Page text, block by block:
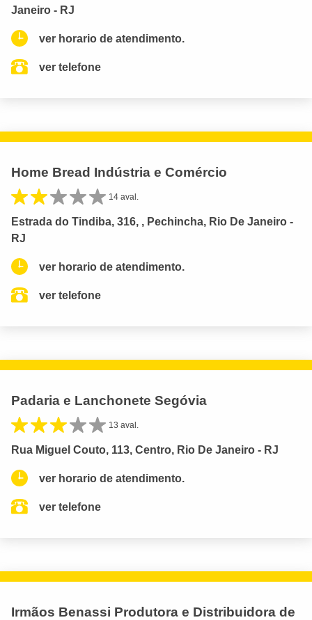
Janeiro - RJ
ver horario de atendimento.
ver telefone
Home Bread Indústria e Comércio
14 aval.
Estrada do Tindiba, 316, , Pechincha, Rio De Janeiro -
RJ
ver horario de atendimento.
ver telefone
Padaria e Lanchonete Segóvia
13 aval.
Rua Miguel Couto, 113, Centro, Rio De Janeiro - RJ
ver horario de atendimento.
ver telefone
Irmãos Benassi Produtora e Distribuidora de